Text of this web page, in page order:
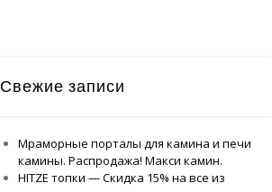
Свежие записи
Мраморные порталы для камина и печи
камины. Распродажа! Макси камин.
HITZE топки — Скидка 15% на все из